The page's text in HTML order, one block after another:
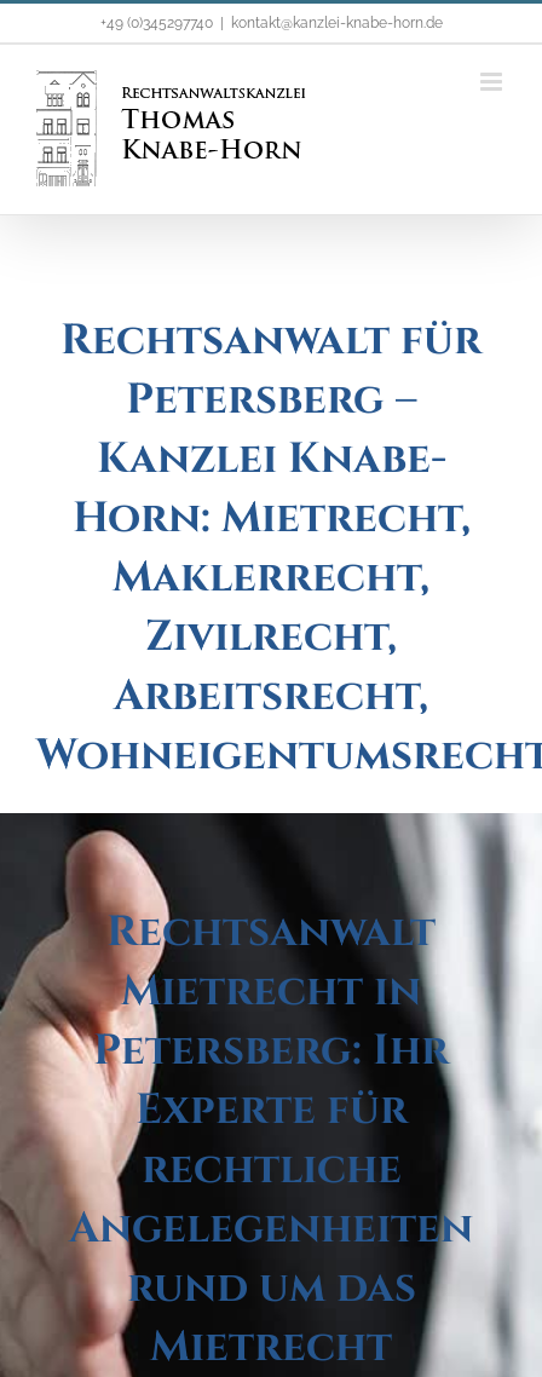
Inhalt
springen
+49 (0)345297740 kontakt@kanzlei-knabe-horn.de
Rechtsanwalt für
Petersberg –
Kanzlei Knabe-
Horn: Mietrecht,
Maklerrecht,
Zivilrecht,
Arbeitsrecht,
Rechtsanwalt
Mietrecht in
Petersberg: Ihr
Experte für
rechtliche
Angelegenheiten
rund um das
Mietrecht